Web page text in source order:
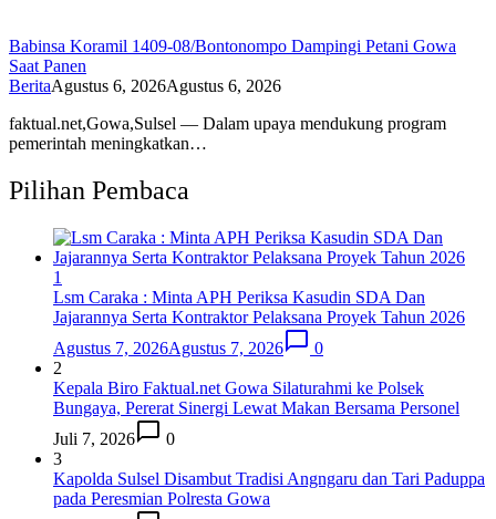
Babinsa Koramil 1409-08/Bontonompo Dampingi Petani Gowa
Saat Panen
BeritaAgustus 6, 2026Agustus 6, 2026
faktual.net,Gowa,Sulsel — Dalam upaya mendukung program
pemerintah meningkatkan…
Pilihan Pembaca
1
Lsm Caraka : Minta APH Periksa Kasudin SDA Dan
Jajarannya Serta Kontraktor Pelaksana Proyek Tahun 2026
Agustus 7, 2026Agustus 7, 2026
0
2
Kepala Biro Faktual.net Gowa Silaturahmi ke Polsek
Bungaya, Pererat Sinergi Lewat Makan Bersama Personel
Juli 7, 2026
0
3
Kapolda Sulsel Disambut Tradisi Angngaru dan Tari Paduppa
pada Peresmian Polresta Gowa